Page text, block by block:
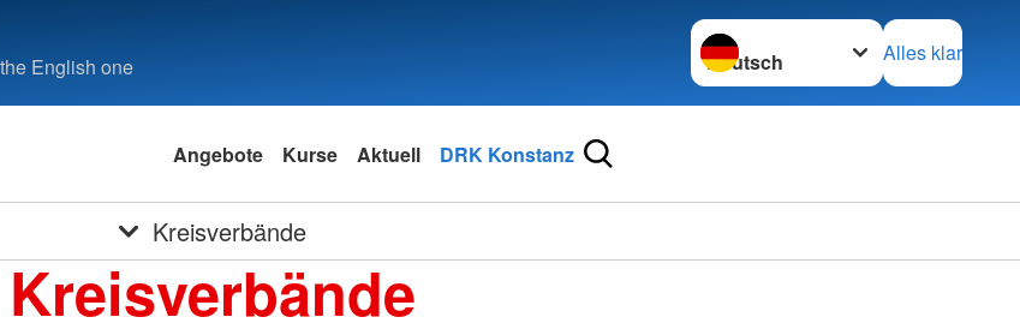
English one
Sprache wechseln zu
Alles klar
Angebote Kurse Aktuell DRK Konstanz
Kreisverbände
Kreisverbände